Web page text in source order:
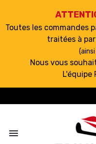
Toutes les commandes
traitées à
Nous vous
